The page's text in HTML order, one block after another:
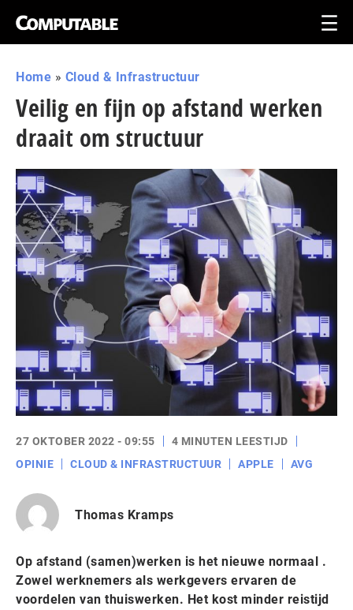
Home » Cloud & Infrastructuur
Veilig en fijn op afstand werken
draait om structuur
27 OKTOBER 2022 - 09:55
4 MINUTEN LEESTIJD
OPINIE
CLOUD & INFRASTRUCTUUR APPLE AVG
Thomas Kramps
Op afstand (samen)werken is het nieuwe normaal .
Zowel werknemers als werkgevers ervaren de
voordelen van thuiswerken. Het kost minder reistijd